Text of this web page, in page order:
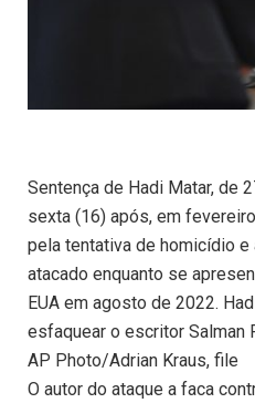
Sentença de Hadi Matar, de
sexta (16) após, em
pela tentativa de homicídio
atacado enquanto se
EUA em agosto de 2022.
esfaquear o escritor Salman
AP Photo/Adrian Kraus, file
O autor do ataque a faca